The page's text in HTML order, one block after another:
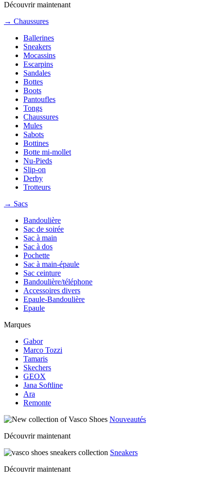
Découvrir maintenant
→ Chaussures
Ballerines
Sneakers
Mocassins
Escarpins
Sandales
Bottes
Boots
Pantoufles
Tongs
Chaussures
Mules
Sabots
Bottines
Botte mi-mollet
Nu-Pieds
Slip-on
Derby
Trotteurs
→ Sacs
Bandoulière
Sac de soirée
Sac à main
Sac à dos
Pochette
Sac à main-épaule
Sac ceinture
Bandoulière/téléphone
Accessoires divers
Epaule-Bandoulière
Epaule
Marques
Gabor
Marco Tozzi
Tamaris
Skechers
GEOX
Jana Softline
Ara
Remonte
Nouveautés
Découvrir maintenant
Sneakers
Découvrir maintenant